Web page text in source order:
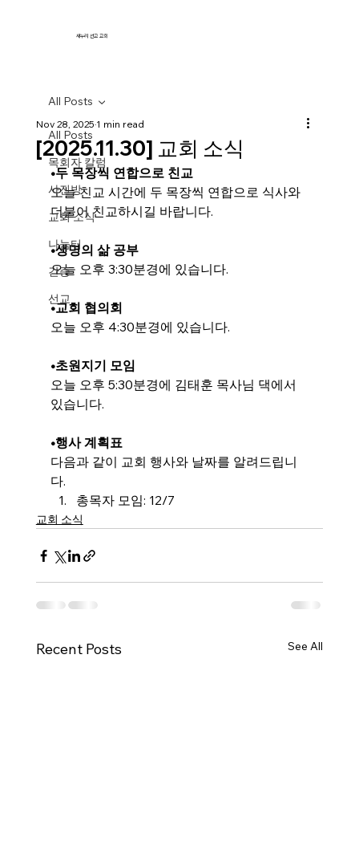
새누리 선교 교회
All Posts
목회자 칼럼
사진방
교회 소식
나눔터
간증
선교
All Posts
[2025.11.30] 교회 소식
Nov 28, 20251 min read
•두 목장씩 연합으로 친교
오늘 친교 시간에 두 목장씩 연합으로 식사와
더불어 친교하시길 바랍니다.
•생명의 삶 공부
오늘 오후 3:30분경에 있습니다.
•교회 협의회
오늘 오후 4:30분경에 있습니다.
•초원지기 모임
오늘 오후 5:30분경에 김태훈 목사님 댁에서
있습니다.
•행사 계획표
다음과 같이 교회 행사와 날짜를 알려드립니
다.
총목자 모임: 12/7
교회 소식
Recent Posts See All